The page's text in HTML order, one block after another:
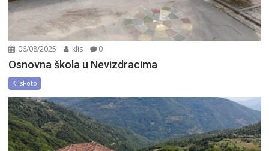
06/08/2025 klis 0
Osnovna škola u Nevizdracima
KlisFoto